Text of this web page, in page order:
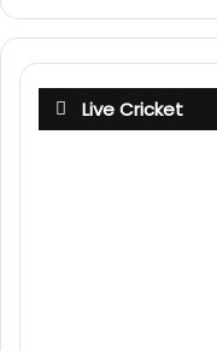
Live Cricket